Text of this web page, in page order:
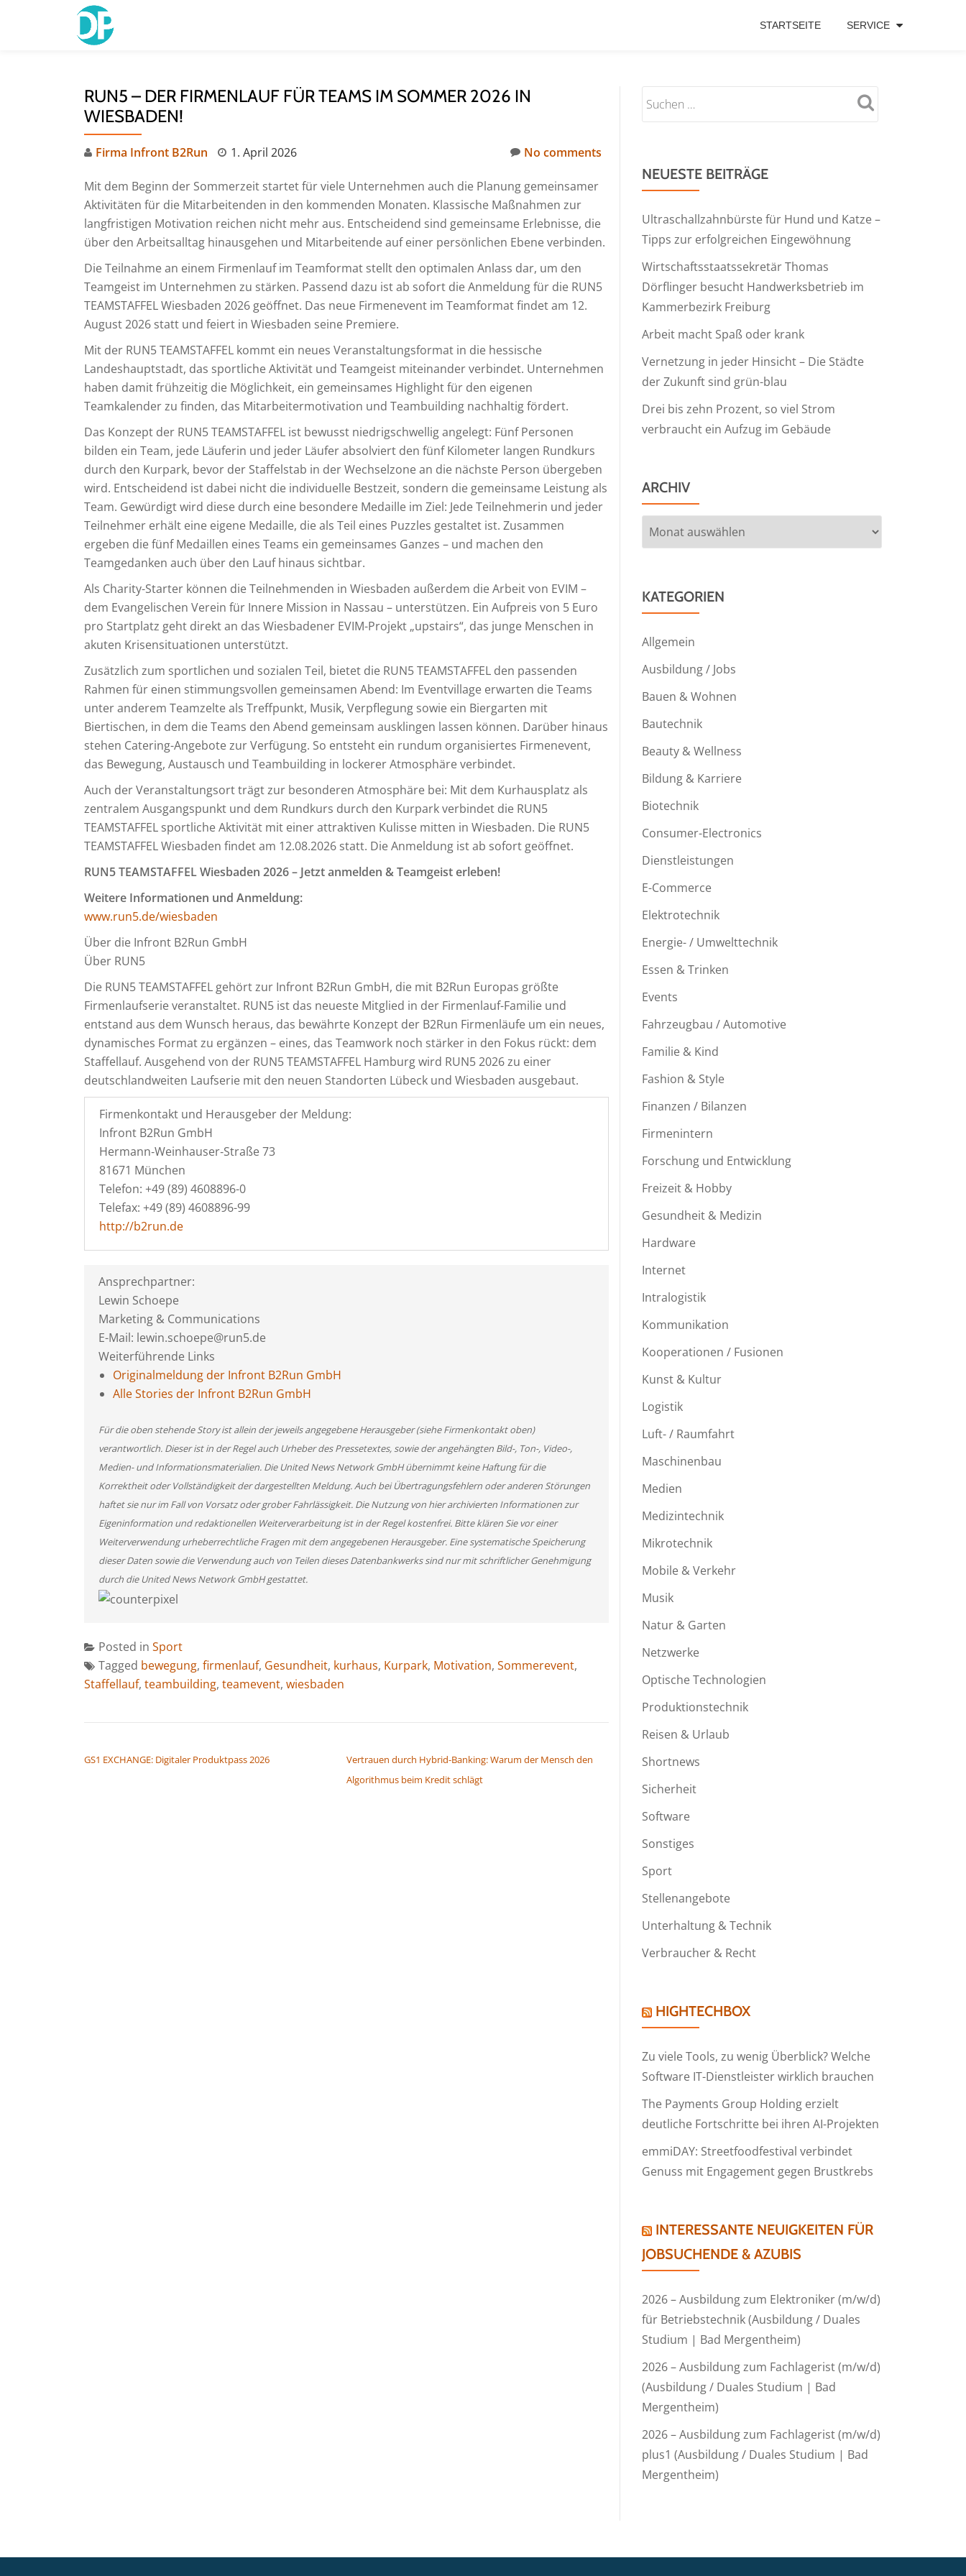
STARTSEITE SERVICE
RUN5 – DER FIRMENLAUF FÜR TEAMS IM SOMMER 2026 IN
WIESBADEN!
Firma Infront B2Run 1. April 2026 No comments
Mit dem Beginn der Sommerzeit startet für viele Unternehmen auch die Planung gemeinsamer
Aktivitäten für die Mitarbeitenden in den kommenden Monaten. Klassische Maßnahmen zur
langfristigen Motivation reichen nicht mehr aus. Entscheidend sind gemeinsame Erlebnisse, die
über den Arbeitsalltag hinausgehen und Mitarbeitende auf einer persönlichen Ebene verbinden.
Die Teilnahme an einem Firmenlauf im Teamformat stellt den optimalen Anlass dar, um den
Teamgeist im Unternehmen zu stärken. Passend dazu ist ab sofort die Anmeldung für die RUN5
TEAMSTAFFEL Wiesbaden 2026 geöffnet. Das neue Firmenevent im Teamformat findet am 12.
August 2026 statt und feiert in Wiesbaden seine Premiere.
Mit der RUN5 TEAMSTAFFEL kommt ein neues Veranstaltungsformat in die hessische
Landeshauptstadt, das sportliche Aktivität und Teamgeist miteinander verbindet. Unternehmen
haben damit frühzeitig die Möglichkeit, ein gemeinsames Highlight für den eigenen
Teamkalender zu finden, das Mitarbeitermotivation und Teambuilding nachhaltig fördert.
Das Konzept der RUN5 TEAMSTAFFEL ist bewusst niedrigschwellig angelegt: Fünf Personen
bilden ein Team, jede Läuferin und jeder Läufer absolviert den fünf Kilometer langen Rundkurs
durch den Kurpark, bevor der Staffelstab in der Wechselzone an die nächste Person übergeben
wird. Entscheidend ist dabei nicht die individuelle Bestzeit, sondern die gemeinsame Leistung als
Team. Gewürdigt wird diese durch eine besondere Medaille im Ziel: Jede Teilnehmerin und jeder
Teilnehmer erhält eine eigene Medaille, die als Teil eines Puzzles gestaltet ist. Zusammen
ergeben die fünf Medaillen eines Teams ein gemeinsames Ganzes – und machen den
Teamgedanken auch über den Lauf hinaus sichtbar.
Als Charity-Starter können die Teilnehmenden in Wiesbaden außerdem die Arbeit von EVIM –
dem Evangelischen Verein für Innere Mission in Nassau – unterstützen. Ein Aufpreis von 5 Euro
pro Startplatz geht direkt an das Wiesbadener EVIM-Projekt „upstairs“, das junge Menschen in
akuten Krisensituationen unterstützt.
Zusätzlich zum sportlichen und sozialen Teil, bietet die RUN5 TEAMSTAFFEL den passenden
Rahmen für einen stimmungsvollen gemeinsamen Abend: Im Eventvillage erwarten die Teams
unter anderem Teamzelte als Treffpunkt, Musik, Verpflegung sowie ein Biergarten mit
Biertischen, in dem die Teams den Abend gemeinsam ausklingen lassen können. Darüber hinaus
stehen Catering-Angebote zur Verfügung. So entsteht ein rundum organisiertes Firmenevent,
das Bewegung, Austausch und Teambuilding in lockerer Atmosphäre verbindet.
Auch der Veranstaltungsort trägt zur besonderen Atmosphäre bei: Mit dem Kurhausplatz als
zentralem Ausgangspunkt und dem Rundkurs durch den Kurpark verbindet die RUN5
TEAMSTAFFEL sportliche Aktivität mit einer attraktiven Kulisse mitten in Wiesbaden. Die RUN5
TEAMSTAFFEL Wiesbaden findet am 12.08.2026 statt. Die Anmeldung ist ab sofort geöffnet.
RUN5 TEAMSTAFFEL Wiesbaden 2026 – Jetzt anmelden & Teamgeist erleben!
Weitere Informationen und Anmeldung:
www.run5.de/wiesbaden
Über die Infront B2Run GmbH
Über RUN5
Die RUN5 TEAMSTAFFEL gehört zur Infront B2Run GmbH, die mit B2Run Europas größte
Firmenlaufserie veranstaltet. RUN5 ist das neueste Mitglied in der Firmenlauf-Familie und
entstand aus dem Wunsch heraus, das bewährte Konzept der B2Run Firmenläufe um ein neues,
dynamisches Format zu ergänzen – eines, das Teamwork noch stärker in den Fokus rückt: dem
Staffellauf. Ausgehend von der RUN5 TEAMSTAFFEL Hamburg wird RUN5 2026 zu einer
deutschlandweiten Laufserie mit den neuen Standorten Lübeck und Wiesbaden ausgebaut.
Firmenkontakt und Herausgeber der Meldung:
Infront B2Run GmbH
Hermann‑Weinhauser‑Straße 73
81671 München
Telefon: +49 (89) 4608896-0
Telefax: +49 (89) 4608896-99
http://b2run.de
Ansprechpartner:
Lewin Schoepe
Marketing & Communications
E-Mail: lewin.schoepe@run5.de
Weiterführende Links
Originalmeldung der Infront B2Run GmbH
Alle Stories der Infront B2Run GmbH
Für die oben stehende Story ist allein der jeweils angegebene Herausgeber (siehe Firmenkontakt oben)
verantwortlich. Dieser ist in der Regel auch Urheber des Pressetextes, sowie der angehängten Bild-, Ton-, Video-,
Medien- und Informationsmaterialien. Die United News Network GmbH übernimmt keine Haftung für die
Korrektheit oder Vollständigkeit der dargestellten Meldung. Auch bei Übertragungsfehlern oder anderen Störungen
haftet sie nur im Fall von Vorsatz oder grober Fahrlässigkeit. Die Nutzung von hier archivierten Informationen zur
Eigeninformation und redaktionellen Weiterverarbeitung ist in der Regel kostenfrei. Bitte klären Sie vor einer
Weiterverwendung urheberrechtliche Fragen mit dem angegebenen Herausgeber. Eine systematische Speicherung
dieser Daten sowie die Verwendung auch von Teilen dieses Datenbankwerks sind nur mit schriftlicher Genehmigung
durch die United News Network GmbH gestattet.
Posted in Sport
Tagged bewegung, firmenlauf, Gesundheit, kurhaus, Kurpark, Motivation, Sommerevent,
Staffellauf, teambuilding, teamevent, wiesbaden
GS1 EXCHANGE: Digitaler Produktpass 2026
Vertrauen durch Hybrid-Banking: Warum der Mensch den
Algorithmus beim Kredit schlägt
NEUESTE BEITRÄGE
Ultraschallzahnbürste für Hund und Katze –
Tipps zur erfolgreichen Eingewöhnung
Wirtschaftsstaatssekretär Thomas
Dörflinger besucht Handwerksbetrieb im
Kammerbezirk Freiburg
Arbeit macht Spaß oder krank
Vernetzung in jeder Hinsicht – Die Städte
der Zukunft sind grün-blau
Drei bis zehn Prozent, so viel Strom
verbraucht ein Aufzug im Gebäude
ARCHIV
Archiv
KATEGORIEN
Allgemein
Ausbildung / Jobs
Bauen & Wohnen
Bautechnik
Beauty & Wellness
Bildung & Karriere
Biotechnik
Consumer-Electronics
Dienstleistungen
E-Commerce
Elektrotechnik
Energie- / Umwelttechnik
Essen & Trinken
Events
Fahrzeugbau / Automotive
Familie & Kind
Fashion & Style
Finanzen / Bilanzen
Firmenintern
Forschung und Entwicklung
Freizeit & Hobby
Gesundheit & Medizin
Hardware
Internet
Intralogistik
Kommunikation
Kooperationen / Fusionen
Kunst & Kultur
Logistik
Luft- / Raumfahrt
Maschinenbau
Medien
Medizintechnik
Mikrotechnik
Mobile & Verkehr
Musik
Natur & Garten
Netzwerke
Optische Technologien
Produktionstechnik
Reisen & Urlaub
Shortnews
Sicherheit
Software
Sonstiges
Sport
Stellenangebote
Unterhaltung & Technik
Verbraucher & Recht
HIGHTECHBOX
Zu viele Tools, zu wenig Überblick? Welche
Software IT-Dienstleister wirklich brauchen
The Payments Group Holding erzielt
deutliche Fortschritte bei ihren AI-Projekten
emmiDAY: Streetfoodfestival verbindet
Genuss mit Engagement gegen Brustkrebs
INTERESSANTE NEUIGKEITEN FÜR
JOBSUCHENDE & AZUBIS
2026 – Ausbildung zum Elektroniker (m/w/d)
für Betriebstechnik (Ausbildung / Duales
Studium | Bad Mergentheim)
2026 – Ausbildung zum Fachlagerist (m/w/d)
(Ausbildung / Duales Studium | Bad
Mergentheim)
2026 – Ausbildung zum Fachlagerist (m/w/d)
plus1 (Ausbildung / Duales Studium | Bad
Mergentheim)